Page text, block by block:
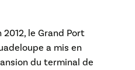
le Grand Port
a mis en
du terminal de